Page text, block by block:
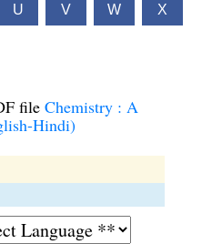
U V W X
file Chemistry : A
Hindi)